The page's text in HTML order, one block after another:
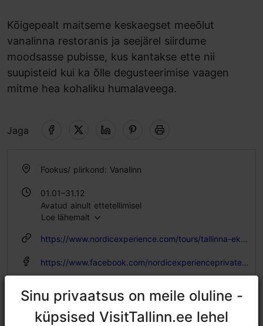
Kõigepealt maitseme keskaegset meeõlut
vanalinna restoranis ja seejärel siirdume
moodsasse pubisse, kus kantakse ette nii
suupisteid kui ka õlle degusteerimise vaagen
mitme hea kohaliku humalaveega.
Jaga
Fookus/ piirkond: Vanalinn
01.01–31.12
Avatud ainult ettetellimisel
Loe lähemalt
https://www.nordicexperience.com/tours/tallinna-ekskursioonid/keskaegse-olle-maitsmine-legendide-ekskursioon/?lang=et
https://www.facebook.com/nordicexperienceprivatetours/
+372 53464060
Sinu privaatsus on meile oluline -
küpsised VisitTallinn.ee lehel
Sinu privaatsus on meile oluline -
küpsised VisitTallinn.ee lehel